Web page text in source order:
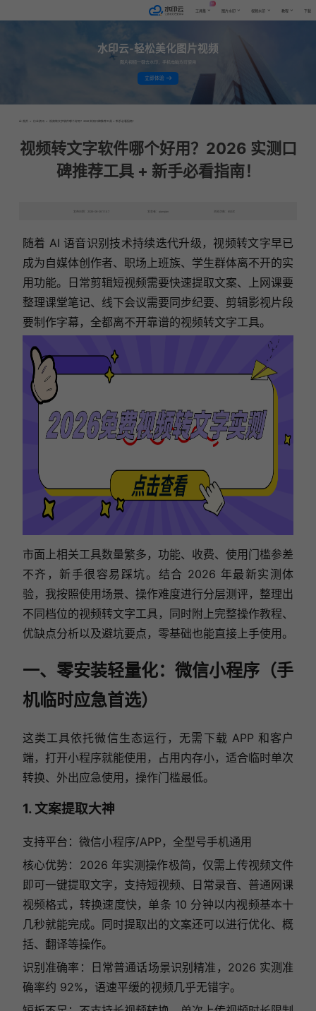
工具集 图片水印 视频水印 教程 下载
水印云-轻松美化图片视频
图片视频一键去水印，手机电脑均可使用
立即体验
首页 > 行业资讯 > 视频转文字软件哪个好用？2026 实测口碑推荐工具 + 新手必看指南！
视频转文字软件哪个好用？2026 实测口
碑推荐工具 + 新手必看指南！
发布日期：2026-06-08 11:47 发表者：qianqian 浏览次数：652次
随着 AI 语音识别技术持续迭代升级，视频转文字早已
成为自媒体创作者、职场上班族、学生群体离不开的实
用功能。日常剪辑短视频需要快速提取文案、上网课要
整理课堂笔记、线下会议需要同步纪要、剪辑影视片段
要制作字幕，全都离不开靠谱的视频转文字工具。
市面上相关工具数量繁多，功能、收费、使用门槛参差
不齐，新手很容易踩坑。结合 2026 年最新实测体
验，我按照使用场景、操作难度进行分层测评，整理出
不同档位的视频转文字工具，同时附上完整操作教程、
优缺点分析以及避坑要点，零基础也能直接上手使用。
一、零安装轻量化：微信小程序（手
机临时应急首选）
这类工具依托微信生态运行，无需下载 APP 和客户
端，打开小程序就能使用，占用内存小，适合临时单次
转换、外出应急使用，操作门槛最低。
1. 文案提取大神
支持平台：微信小程序/APP，全型号手机通用
核心优势：2026 年实测操作极简，仅需上传视频文件
即可一键提取文字，支持短视频、日常录音、普通网课
视频格式，转换速度快，单条 10 分钟以内视频基本十
几秒就能完成。同时提取出的文案还可以进行优化、概
括、翻译等操作。
识别准确率：日常普通话场景识别精准，2026 实测准
确率约 92%，语速平缓的视频几乎无错字。